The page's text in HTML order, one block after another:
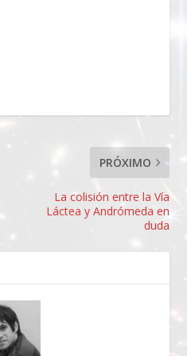
PRÓXIMO
La colisión entre la Vía
Láctea y Andrómeda en
duda